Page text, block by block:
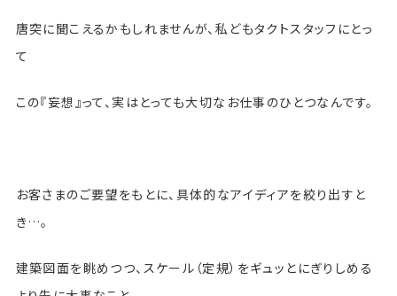
唐突に聞こえるかもしれませんが、私どもタクトスタッフにとっ
て
この『妄想』って、実はとっても大切なお仕事のひとつなんです。
お客さまのご要望をもとに、具体的なアイディアを絞り出すと
き…。
建築図面を眺めつつ、スケール（定規）をギュッとにぎりしめる